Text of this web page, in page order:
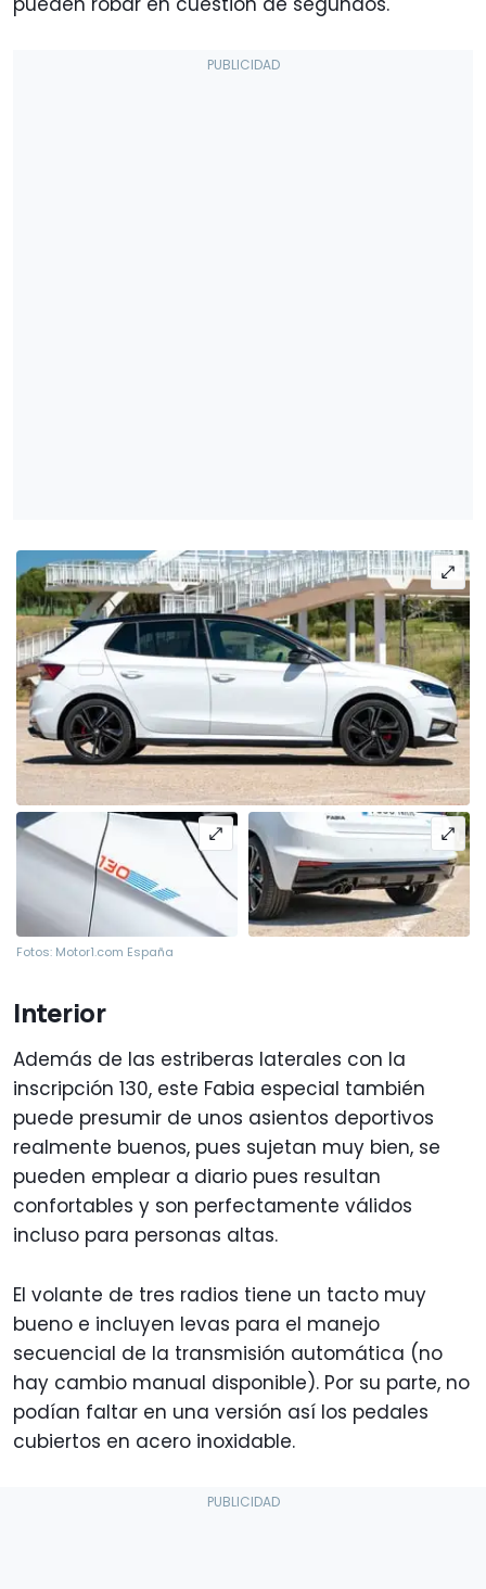
Fotos: Motor1.com España
Interior
Además de las estriberas laterales con la
inscripción 130, este Fabia especial también
puede presumir de unos asientos deportivos
realmente buenos, pues sujetan muy bien, se
pueden emplear a diario pues resultan
confortables y son perfectamente válidos
incluso para personas altas.
El volante de tres radios tiene un tacto muy
bueno e incluyen levas para el manejo
secuencial de la transmisión automática (no
hay cambio manual disponible). Por su parte, no
podían faltar en una versión así los pedales
cubiertos en acero inoxidable.